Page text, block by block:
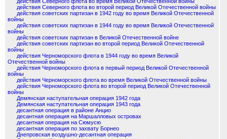
действия Северного флота во второй период Великой Отечественной войны
действия советских партизан в 1942 году во время Великой Отечественной
войны
действия советских партизан в 1944 году во время Великой Отечественной
войны
действия советских партизан в Великой Отечественной войне
действия советских партизан во второй период Великой Отечественной
войны
действия Черноморского флота в 1944 году во время Великой
Отечественной войны
действия Черноморского флота в первый период Великой Отечественной
войны
действия Черноморского флота во время Великой Отечественной войны
действия Черноморского флота во второй период Великой Отечественной
войны
Демянская наступательная операция 1942 года
Демянская наступательная операция 1943 года
десантная операция в районе Анцио
десантная операция на Маршалловых островах
десантная операция на Сюмусю
десантная операция по захвату Борнео
Днепровская воздушно-десантная операция